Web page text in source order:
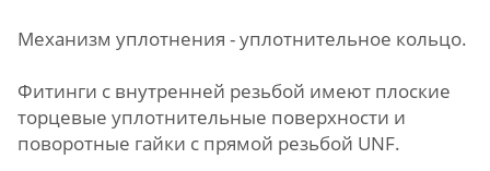
Механизм уплотнения - уплотнительное кольцо.
Фитинги с внутренней резьбой имеют плоские
торцевые уплотнительные поверхности и
поворотные гайки с прямой резьбой UNF.